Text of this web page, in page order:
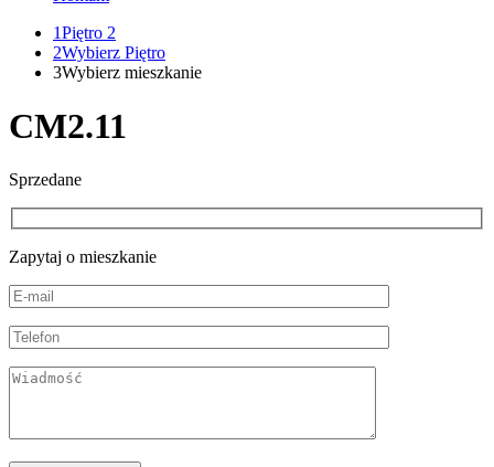
1Piętro 2
2Wybierz Piętro
3Wybierz mieszkanie
CM2.11
Sprzedane
Zapytaj o mieszkanie